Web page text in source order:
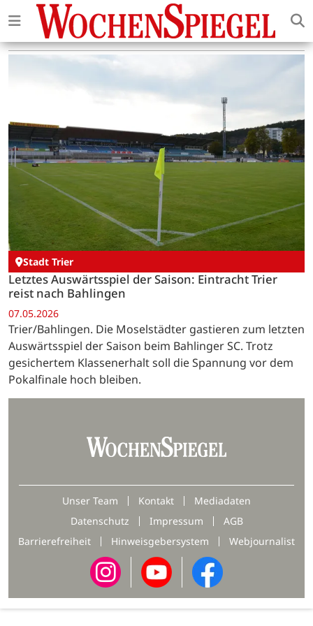
Stadt Trier
Letztes Auswärtsspiel der Saison: Eintracht Trier
reist nach Bahlingen
07.05.2026
Trier/Bahlingen. Die Moselstädter gastieren zum letzten
Auswärtsspiel der Saison beim Bahlinger SC. Trotz
gesichertem Klassenerhalt soll die Spannung vor dem
Pokalfinale hoch bleiben.
Unser Team Kontakt
Mediadaten
Datenschutz
Impressum
AGB
Barrierefreiheit
Hinweisgebersystem Webjournalist